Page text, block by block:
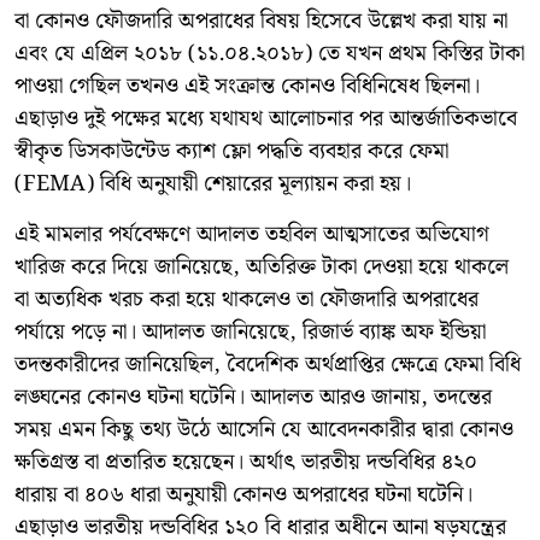
বা কোনও ফৌজদারি অপরাধের বিষয় হিসেবে উল্লেখ করা যায় না
এবং যে এপ্রিল ২০১৮ (১১.০৪.২০১৮) তে যখন প্রথম কিস্তির টাকা
পাওয়া গেছিল তখনও এই সংক্রান্ত কোনও বিধিনিষেধ ছিলনা।
এছাড়াও দুই পক্ষের মধ্যে যথাযথ আলোচনার পর আন্তর্জাতিকভাবে
স্বীকৃত ডিসকাউন্টেড ক্যাশ ফ্লো পদ্ধতি ব্যবহার করে ফেমা
(FEMA) বিধি অনুযায়ী শেয়ারের মূল্যায়ন করা হয়।
এই মামলার পর্যবেক্ষণে আদালত তহবিল আত্মসাতের অভিযোগ
খারিজ করে দিয়ে জানিয়েছে, অতিরিক্ত টাকা দেওয়া হয়ে থাকলে
বা অত্যধিক খরচ করা হয়ে থাকলেও তা ফৌজদারি অপরাধের
পর্যায়ে পড়ে না। আদালত জানিয়েছে, রিজার্ভ ব্যাঙ্ক অফ ইন্ডিয়া
তদন্তকারীদের জানিয়েছিল, বৈদেশিক অর্থপ্রাপ্তির ক্ষেত্রে ফেমা বিধি
লঙ্ঘনের কোনও ঘটনা ঘটেনি। আদালত আরও জানায়, তদন্তের
সময় এমন কিছু তথ্য উঠে আসেনি যে আবেদনকারীর দ্বারা কোনও
ক্ষতিগ্রস্ত বা প্রতারিত হয়েছেন। অর্থাৎ ভারতীয় দন্ডবিধির ৪২০
ধারায় বা ৪০৬ ধারা অনুযায়ী কোনও অপরাধের ঘটনা ঘটেনি।
এছাড়াও ভারতীয় দন্ডবিধির ১২০ বি ধারার অধীনে আনা ষড়যন্ত্রের